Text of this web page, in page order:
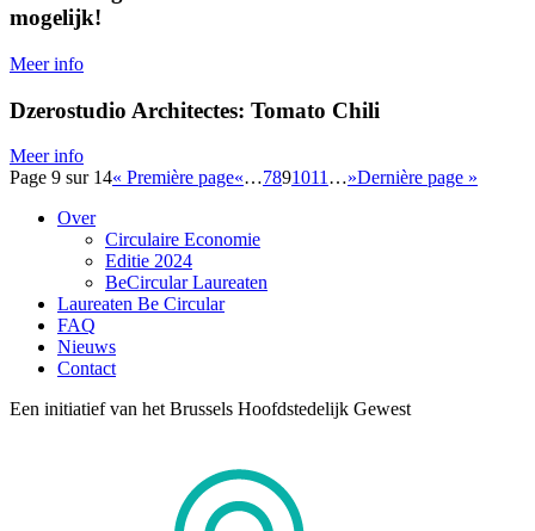
mogelijk!
Meer info
Dzerostudio Architectes: Tomato Chili
Meer info
Page 9 sur 14« Première page«…7891011 …»Dernière page »
Over
Circulaire Economie
Editie 2024
BeCircular Laureaten
Laureaten Be Circular
FAQ
Nieuws
Contact
Een initiatief van het Brussels Hoofdstedelijk Gewest